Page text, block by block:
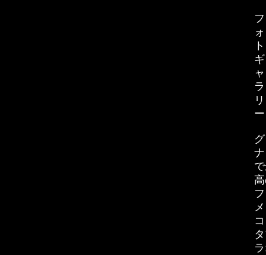
フ
ォ
ト
ギ
ャ
ラ
リ
ー